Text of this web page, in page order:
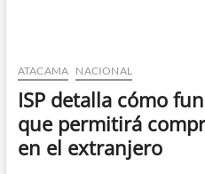
a
un
paso
ser
ley
ATACAMA NACIONAL
ISP detalla cómo
que permitirá
en el extranjero